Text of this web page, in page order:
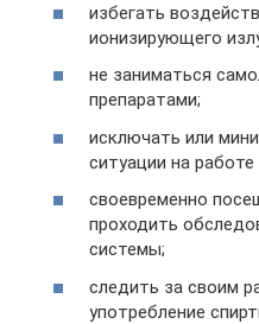
избегать
ионизирующего
не заниматься
препаратами;
исключать или
ситуации на
своевременно
проходить
системы;
следить за своим
употребление